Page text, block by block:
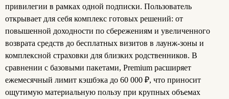
привилегии в рамках одной подписки. Пользователь
открывает для себя комплекс готовых решений: от
повышенной доходности по сбережениям и увеличенного
возврата средств до бесплатных визитов в лаунж-зоны и
комплексной страховки для близких родственников. В
сравнении с базовыми пакетами, Premium расширяет
ежемесячный лимит кэшбэка до 60 000 ₽, что приносит
ощутимую материальную пользу при крупных объемах